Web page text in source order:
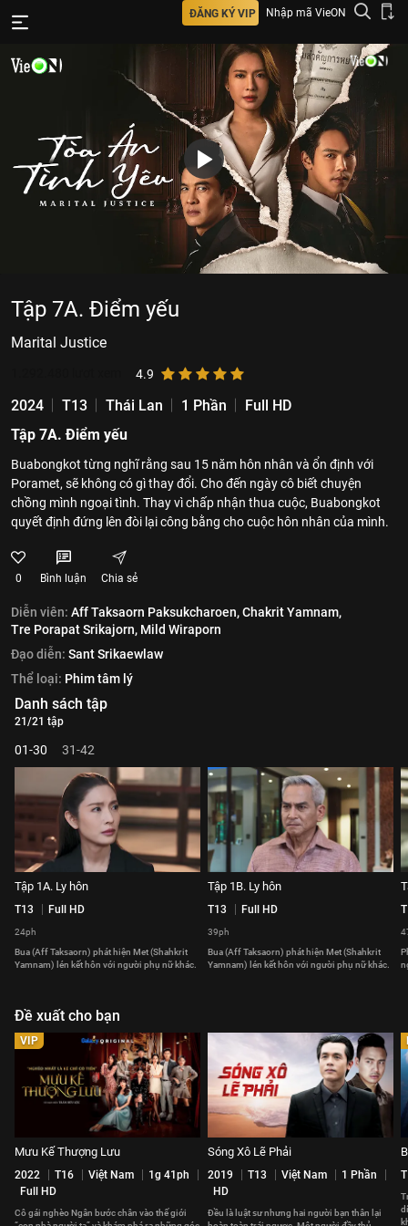
ĐĂNG KÝ VIP Nhập mã VieON
Tập 7A. Điểm yếu
Marital Justice
4.9
2024 T13 Thái Lan 1 Phần
Full HD
Tập 7A. Điểm yếu
Buabongkot từng nghĩ rằng sau 15 năm hôn nhân và ổn định với
Poramet, sẽ không có gì thay đổi. Cho đến ngày cô biết chuyện
chồng mình ngoại tình. Thay vì chấp nhận thua cuộc, Buabongkot
quyết định đứng lên đòi lại công bằng cho cuộc hôn nhân của mình.
0 Bình luận Chia sẻ
Diễn viên: Aff Taksaorn Paksukcharoen,Chakrit Yamnam,
Tre Porapat Srikajorn, Mild Wiraporn
Đạo diễn: Sant Srikaewlaw
Thể loại: Phim tâm lý
Danh sách tập
21/21 tập
01-30 31-42
Tập 1A. Ly hôn
T13 Full HD
24ph
Bua (Aff Taksaorn) phát hiện Met (Shahkrit
Yamnam) lén kết hôn với người phụ nữ khác.
Tập 1B. Ly hôn
T13 Full HD
39ph
Bua (Aff Taksaorn) phát hiện Met (Shahkrit
Yamnam) lén kết hôn với người phụ nữ khác.
Đề xuất cho bạn
VIP
Mưu Kế Thượng Lưu
2022 T16 Việt Nam
1g 41ph
Full HD
Cô gái nghèo Ngân bước chân vào thế giới
Sóng Xô Lẽ Phải
2019 T13 Việt Nam
1 Phần
HD
Đều là luật sư nhưng hai người bạn thân lại